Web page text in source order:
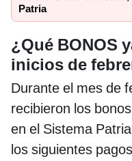
Patria
¿Qué BONOS
inicios de
Durante el mes de
recibieron los
en el Sistema
los siguientes